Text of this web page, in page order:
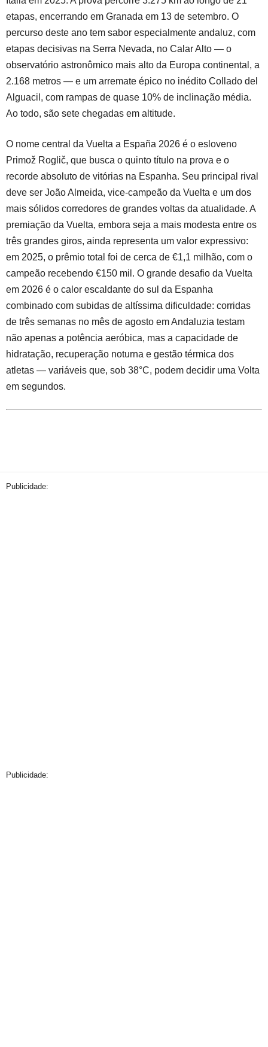
etapas, encerrando em Granada em 13 de setembro. O
percurso deste ano tem sabor especialmente andaluz, com
etapas decisivas na Serra Nevada, no Calar Alto — o
observatório astronômico mais alto da Europa continental, a
2.168 metros — e um arremate épico no inédito Collado del
Alguacil, com rampas de quase 10% de inclinação média.
Ao todo, são sete chegadas em altitude.
O nome central da Vuelta a España 2026 é o esloveno
Primož Roglič, que busca o quinto título na prova e o
recorde absoluto de vitórias na Espanha. Seu principal rival
deve ser João Almeida, vice-campeão da Vuelta e um dos
mais sólidos corredores de grandes voltas da atualidade. A
premiação da Vuelta, embora seja a mais modesta entre os
três grandes giros, ainda representa um valor expressivo:
em 2025, o prêmio total foi de cerca de €1,1 milhão, com o
campeão recebendo €150 mil. O grande desafio da Vuelta
em 2026 é o calor escaldante do sul da Espanha
combinado com subidas de altíssima dificuldade: corridas
de três semanas no mês de agosto em Andaluzia testam
não apenas a potência aeróbica, mas a capacidade de
hidratação, recuperação noturna e gestão térmica dos
atletas — variáveis que, sob 38°C, podem decidir uma Volta
em segundos.
Publicidade:
Publicidade: